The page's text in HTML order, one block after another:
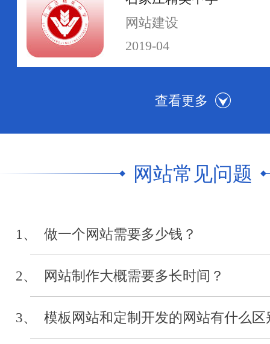
网站建设
2019-04
河北传媒学院
网站制作
2019-04
河北经贸大学
网站常见问题
1、 做一个网站需要多少钱？
2、 网站制作大概需要多长时间？
3、 模板网站和定制开发的网站有什么区